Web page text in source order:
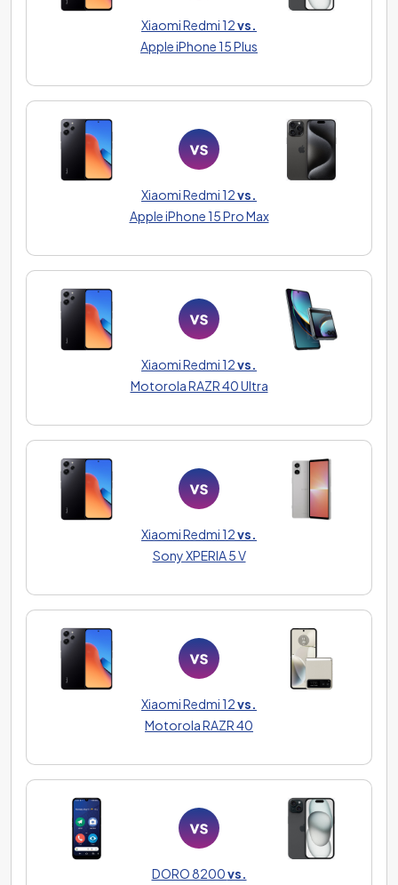
Xiaomi Redmi 12vs.
Apple iPhone 15 Plus
Xiaomi Redmi 12vs.
Apple iPhone 15 Pro Max
Xiaomi Redmi 12vs.
Motorola RAZR 40 Ultra
Xiaomi Redmi 12vs.
Sony XPERIA 5 V
Xiaomi Redmi 12vs.
Motorola RAZR 40
DORO 8200vs.